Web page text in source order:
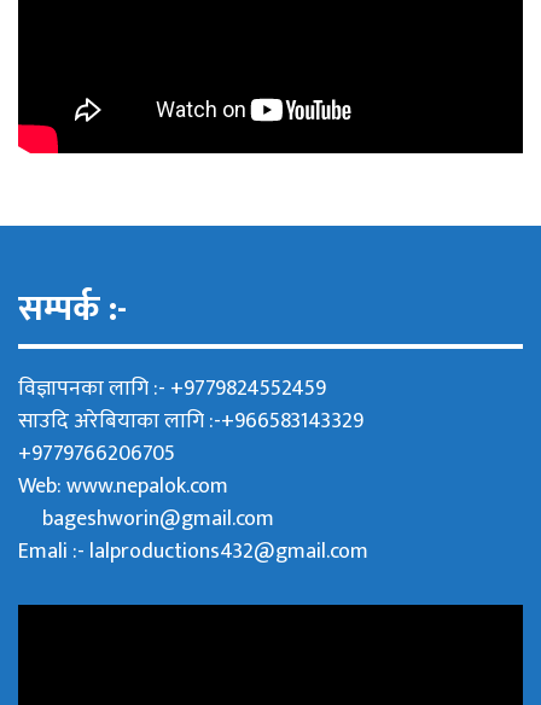
सम्पर्क :-
विज्ञापनका लागि :- +9779824552459
साउदि अरेबियाका लागि :-+966583143329
+9779766206705
Web:www.nepalok.com
bageshworin@gmail.com
Emali :- lalproductions432@gmail.com